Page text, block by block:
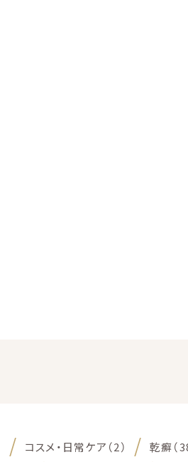
コスメ・日常ケア（2） 乾癬（